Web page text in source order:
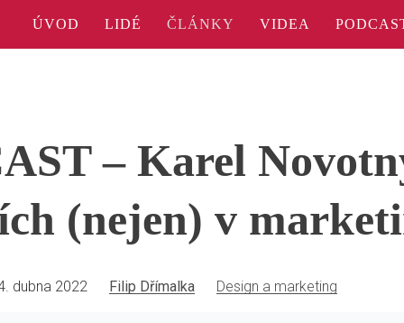
ÚVOD LIDÉ ČLÁNKY VIDEA
– Karel
(nejen) v
dubna 2022 Filip Dřímalka Design a marketing